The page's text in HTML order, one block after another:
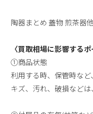
陶器まとめ 蓋物 煎茶器
〈買取相場に影響するポ
①商品状態
利用する時、保管時な
キズ、汚れ、破損などは